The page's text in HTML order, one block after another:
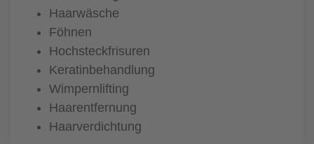
Haarwäsche
Föhnen
Hochsteckfrisuren
Keratinbehandlung
Wimpernlifting
Haarentfernung
Haarverdichtung